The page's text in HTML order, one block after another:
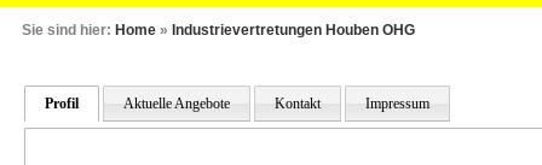
Sie sind hier: Home » Industrievertretungen Houben OHG
Profil Aktuelle Angebote Kontakt Impressum